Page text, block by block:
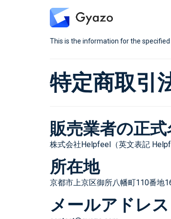
This is the information for the
特定商取引
販売業者の正
株式会社Helpfeel（英文表記
所在地
京都市上京区御所八幡町110番地
メールアドレス